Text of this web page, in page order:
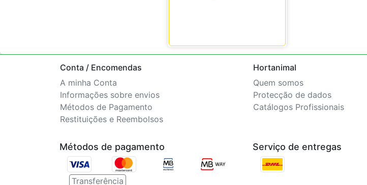
Conta / Encomendas
A minha Conta
Informações sobre envios
Métodos de Pagamento
Restituições e Reembolsos
Hortanimal
Quem somos
Protecção de dados
Catálogos Profissionais
Métodos de pagamento
Transferência
Serviço de entregas